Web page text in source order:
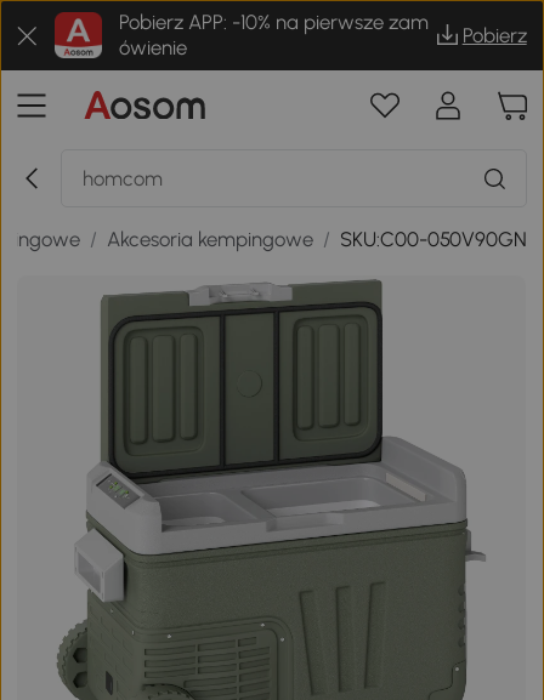
Pobierz APP: -10% na pierwsze zam
ówienie
Pobierz
/ Akcesoria kempingowe / SKU:C00-050V90GN